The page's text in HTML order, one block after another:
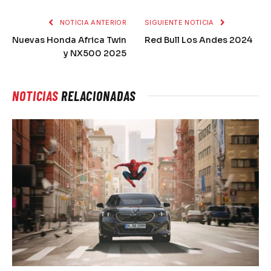
NOTICIA ANTERIOR
Nuevas Honda Africa Twin
y NX500 2025
SIGUIENTE NOTICIA
Red Bull Los Andes 2024
NOTICIASRELACIONADAS